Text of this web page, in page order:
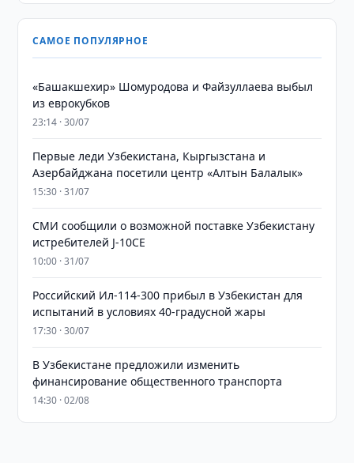
САМОЕ ПОПУЛЯРНОЕ
«Башакшехир» Шомуродова и Файзуллаева выбыл
из еврокубков
23:14 · 30/07
Первые леди Узбекистана, Кыргызстана и
Азербайджана посетили центр «Алтын Балалык»
15:30 · 31/07
СМИ сообщили о возможной поставке Узбекистану
истребителей J-10CE
10:00 · 31/07
Российский Ил-114-300 прибыл в Узбекистан для
испытаний в условиях 40-градусной жары
17:30 · 30/07
В Узбекистане предложили изменить
финансирование общественного транспорта
14:30 · 02/08